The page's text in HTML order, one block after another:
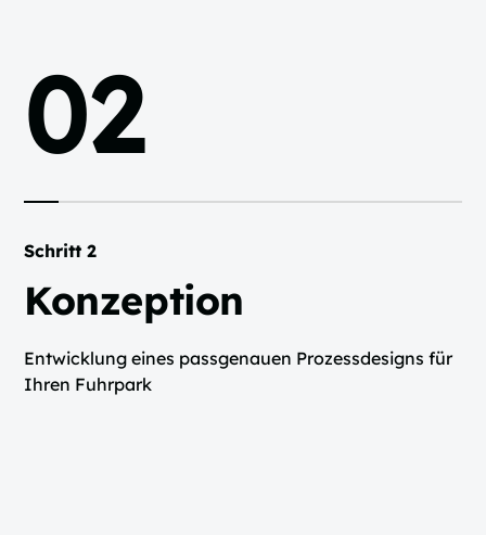
02
Schritt 2
Konzeption
Entwicklung eines passgenauen Prozessdesigns für
Ihren Fuhrpark